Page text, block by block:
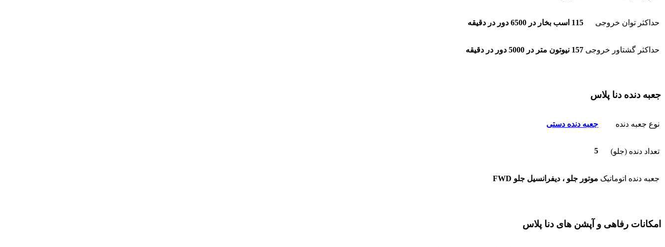
حداکثر توان خروجی 115 اسب بخار در 6500 دور در دقیقه
حداکثر گشتاور خروجی 157 نیوتون متر در 5000 دور در دقیقه
جعبه دنده دنا پلاس
نوع جعبه دنده جعبه دنده دستی
تعداد دنده (جلو) 5
جعبه دنده اتوماتیک موتور جلو ، دیفرانسیل جلو FWD
امکانات رفاهی و آپشن های دنا پلاس